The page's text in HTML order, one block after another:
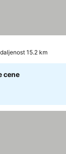
15.2 km
cene